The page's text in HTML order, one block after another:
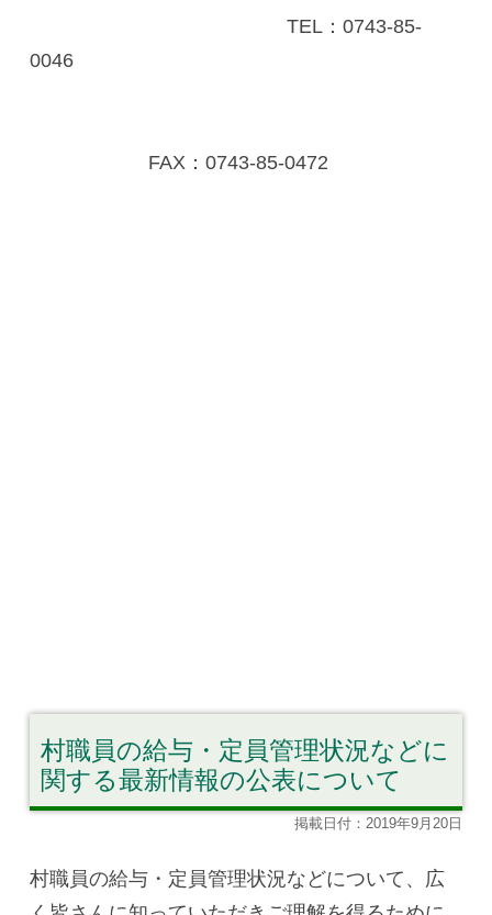
TEL：0743-85-
0046
FAX：0743-85-0472
村職員の給与・定員管理状況などに
関する最新情報の公表について
掲載日付：2019年9月20日
村職員の給与・定員管理状況などについて、広